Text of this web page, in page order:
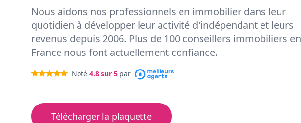
Nous aidons nos professionnels en immobilier dans leur
quotidien à développer leur activité d'indépendant et leurs
revenus depuis 2006. Plus de 100 conseillers immobiliers en
France nous font actuellement confiance.
Noté 4.8 sur 5 par
Télécharger la plaquette